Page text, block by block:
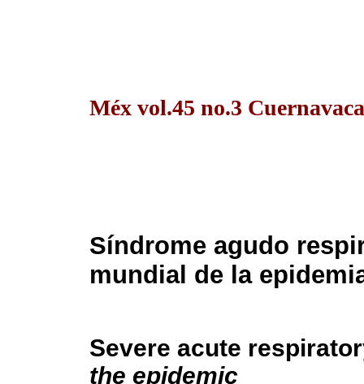
Méx vol.45 no.3
Síndrome agudo
mundial de la
Severe acute
the epidemic